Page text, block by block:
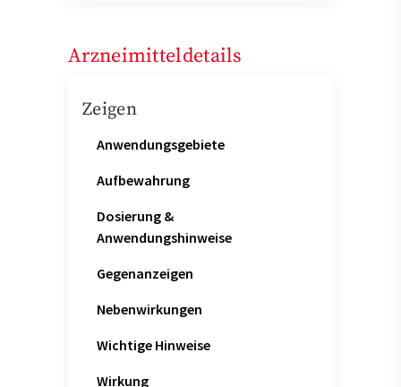
Arzneimitteldetails
Zeigen
Anwendungsgebiete
Aufbewahrung
Dosierung &
Anwendungshinweise
Gegenanzeigen
Nebenwirkungen
Wichtige Hinweise
Wirkung